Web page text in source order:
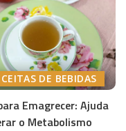
DE BEBIDAS
Emagrecer: Ajuda
o Metabolismo